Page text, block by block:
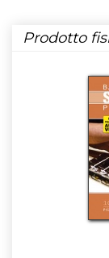
Prodotto